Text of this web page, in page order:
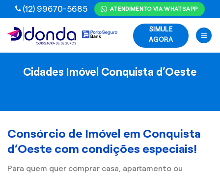
Skip
to
content
(12) 99670-5685 ATENDIMENTO VIA WHATSAPP
SIMULE
AGORA
Cidades Imóvel Conquista d’Oeste
Consórcio de Imóvel em Conquista
d’Oeste com condições especiais!
Para quem quer comprar casa, apartamento ou